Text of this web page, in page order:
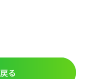
る